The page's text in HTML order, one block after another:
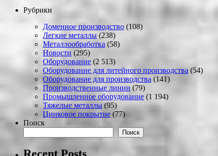
Рубрики
Доменное производство (108)
Легкие металлы (238)
Металлообработка (58)
Новости (295)
Оборудование (2 513)
Оборудование для литейного производства (54)
Оборудование для производства (141)
Производственные линии (79)
Промышленное оборудование (1 194)
Тяжелые металлы(95)
Цинковое покрытие (77)
Поиск
Поиск